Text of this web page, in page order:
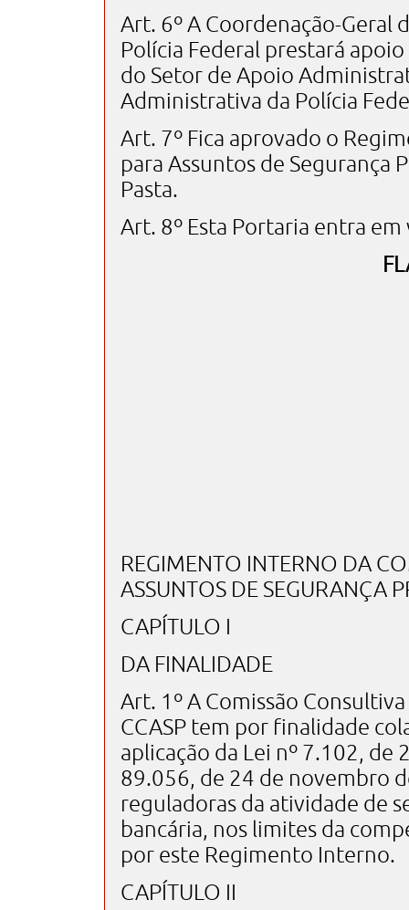
Art. 6º A Coordenação-Geral
Polícia Federal prestará
do Setor de Apoio
Administrativa da Polícia
Art. 7º Fica aprovado o
para Assuntos de Segurança
Pasta.
Art. 8º Esta Portaria entra
REGIMENTO INTERNO DA
ASSUNTOS DE SEGURANÇA
CAPÍTULO I
DA FINALIDADE
Art. 1º A Comissão
CCASP tem por finalidade
aplicação da Lei nº 7.102,
89.056, de 24 de novembro
reguladoras da atividade de
bancária, nos limites da
por este Regimento Interno.
CAPÍTULO II